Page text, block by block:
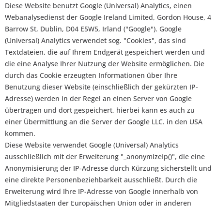
Diese Website benutzt Google (Universal) Analytics, einen
Webanalysedienst der Google Ireland Limited, Gordon House, 4
Barrow St, Dublin, D04 E5W5, Irland ("Google"). Google
(Universal) Analytics verwendet sog. "Cookies", das sind
Textdateien, die auf Ihrem Endgerät gespeichert werden und
die eine Analyse Ihrer Nutzung der Website ermöglichen. Die
durch das Cookie erzeugten Informationen über Ihre
Benutzung dieser Website (einschließlich der gekürzten IP-
Adresse) werden in der Regel an einen Server von Google
übertragen und dort gespeichert, hierbei kann es auch zu
einer Übermittlung an die Server der Google LLC. in den USA
kommen.
Diese Website verwendet Google (Universal) Analytics
ausschließlich mit der Erweiterung "_anonymizeIp()", die eine
Anonymisierung der IP-Adresse durch Kürzung sicherstellt und
eine direkte Personenbeziehbarkeit ausschließt. Durch die
Erweiterung wird Ihre IP-Adresse von Google innerhalb von
Mitgliedstaaten der Europäischen Union oder in anderen